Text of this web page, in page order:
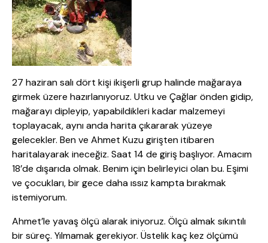
27 haziran salı dört kişi ikişerli grup halinde mağaraya
girmek üzere hazırlanıyoruz. Utku ve Çağlar önden gidip,
mağarayı dipleyip, yapabildikleri kadar malzemeyi
toplayacak, aynı anda harita çıkararak yüzeye
gelecekler. Ben ve Ahmet Kuzu girişten itibaren
haritalayarak ineceğiz. Saat 14 de giriş başlıyor. Amacım
18’de dışarıda olmak. Benim için belirleyici olan bu. Eşimi
ve çocukları, bir gece daha ıssız kampta bırakmak
istemiyorum.
Ahmet’le yavaş ölçü alarak iniyoruz. Ölçü almak sıkıntılı
bir süreç. Yılmamak gerekiyor. Üstelik kaç kez ölçümü